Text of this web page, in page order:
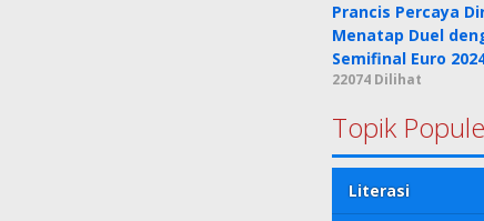
Prancis Percaya
Menatap Duel
Semifinal Euro
22074 Dilihat
Topik
Literasi